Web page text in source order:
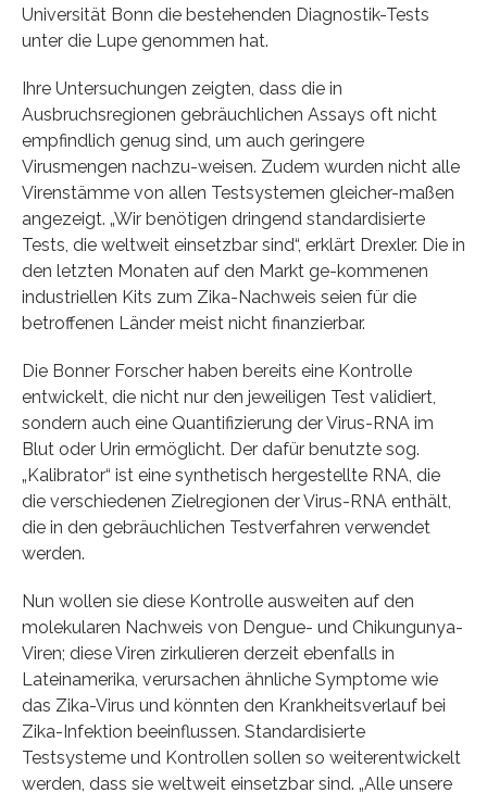
Universität Bonn die bestehenden Diagnostik-Tests
unter die Lupe genommen hat.
Ihre Untersuchungen zeigten, dass die in
Ausbruchsregionen gebräuchlichen Assays oft nicht
empfindlich genug sind, um auch geringere
Virusmengen nachzu-weisen. Zudem wurden nicht alle
Virenstämme von allen Testsystemen gleicher-maßen
angezeigt. „Wir benötigen dringend standardisierte
Tests, die weltweit einsetzbar sind“, erklärt Drexler. Die in
den letzten Monaten auf den Markt ge-kommenen
industriellen Kits zum Zika-Nachweis seien für die
betroffenen Länder meist nicht finanzierbar.
Die Bonner Forscher haben bereits eine Kontrolle
entwickelt, die nicht nur den jeweiligen Test validiert,
sondern auch eine Quantifizierung der Virus-RNA im
Blut oder Urin ermöglicht. Der dafür benutzte sog.
„Kalibrator“ ist eine synthetisch hergestellte RNA, die
die verschiedenen Zielregionen der Virus-RNA enthält,
die in den gebräuchlichen Testverfahren verwendet
werden.
Nun wollen sie diese Kontrolle ausweiten auf den
molekularen Nachweis von Dengue- und Chikungunya-
Viren; diese Viren zirkulieren derzeit ebenfalls in
Lateinamerika, verursachen ähnliche Symptome wie
das Zika-Virus und könnten den Krankheitsverlauf bei
Zika-Infektion beeinflussen. Standardisierte
Testsysteme und Kontrollen sollen so weiterentwickelt
werden, dass sie weltweit einsetzbar sind. „Alle unsere